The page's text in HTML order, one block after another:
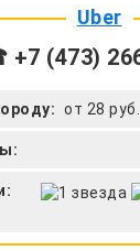
Uber
(473)
от 28